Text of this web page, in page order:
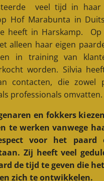
veel tijd in haar
Hof Marabunta in
heeft in Harskamp. Op
alleen haar eigen
in training van
worden. Silvia
contacten, die zowel
professionals omvatten.
en fokkers
te werken vanwege
voor het paard
Zij heeft veel
de tijd te geven die
zich te ontwikkelen.